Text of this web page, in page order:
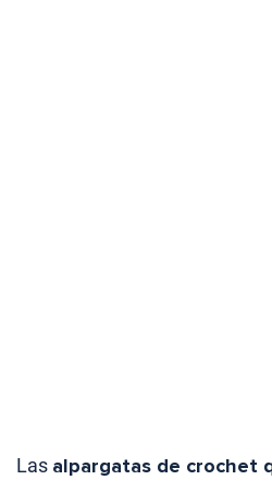
Las alpargatas de crochet